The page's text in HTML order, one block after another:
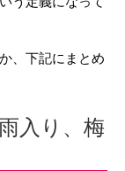
、下記にまとめ
入り、梅